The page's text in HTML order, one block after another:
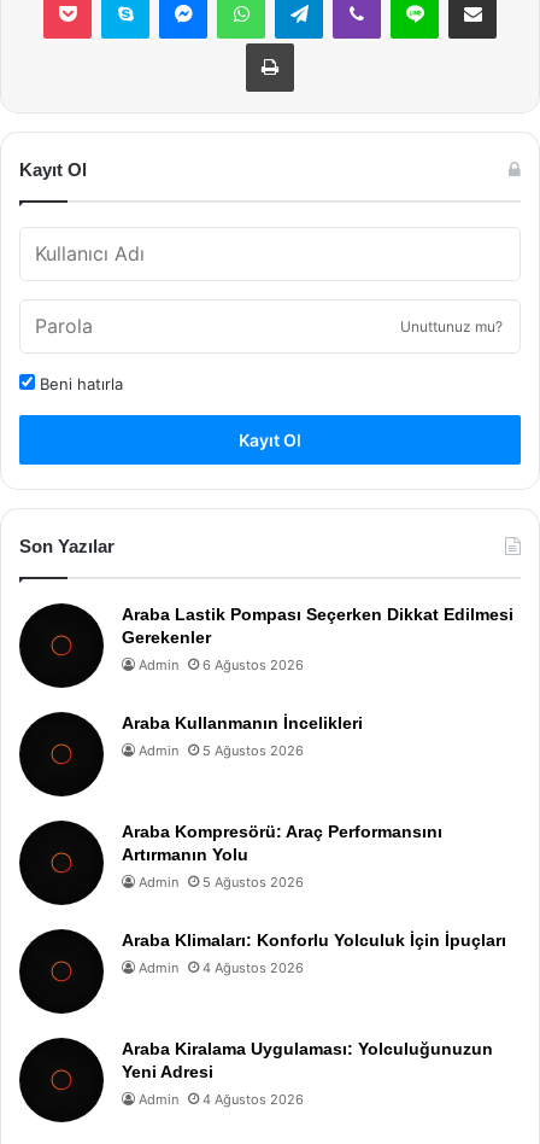
Yazdır
Kayıt Ol
Unuttunuz mu?
Beni hatırla
Kayıt Ol
Son Yazılar
Araba Lastik Pompası Seçerken Dikkat Edilmesi
Gerekenler
Admin 6 Ağustos 2026
Araba Kullanmanın İncelikleri
Admin 5 Ağustos 2026
Araba Kompresörü: Araç Performansını
Artırmanın Yolu
Admin 5 Ağustos 2026
Araba Klimaları: Konforlu Yolculuk İçin İpuçları
Admin 4 Ağustos 2026
Araba Kiralama Uygulaması: Yolculuğunuzun
Yeni Adresi
Admin 4 Ağustos 2026